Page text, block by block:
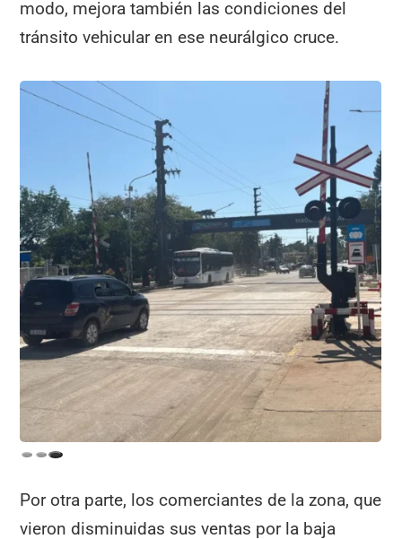
modo, mejora también las condiciones del
tránsito vehicular en ese neurálgico cruce.
Por otra parte, los comerciantes de la zona, que
vieron disminuidas sus ventas por la baja